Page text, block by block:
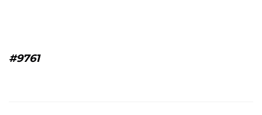
#9761